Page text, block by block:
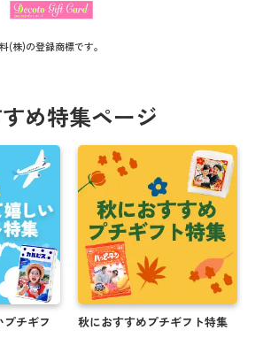
(株)の登録商標です。
め特集ページ
チギフ 秋におすすめプチギフト特集